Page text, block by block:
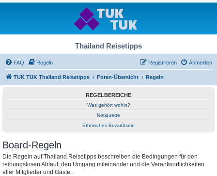
Thailand Reisetipps
FAQ Regeln Anmelden
Registrieren
TUK TUK Thailand Reisetipps Foren-Übersicht Regeln
REGELBEREICHE
Was gehört wohin?
Netiquette
Ethnisches Bewußtsein
Board-Regeln
Die Regeln auf Thailand Reisetipps beschreiben die Bedingungen für den
reibungslosen Ablauf, den Umgang miteinander und die Verantwortlichkeiten
aller Mitglieder und Gäste.